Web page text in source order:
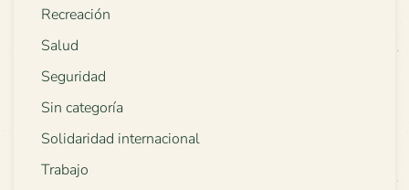
Recreación
Salud
Seguridad
Sin categoría
Solidaridad internacional
Trabajo